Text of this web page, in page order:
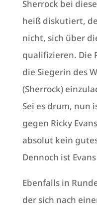
Sherrock bei
heiß diskutiert,
nicht, sich über
qualifizieren. Die
die Siegerin des
(Sherrock)
Sei es drum, nun
gegen Ricky
absolut kein
Dennoch ist
Ebenfalls in
der sich nach